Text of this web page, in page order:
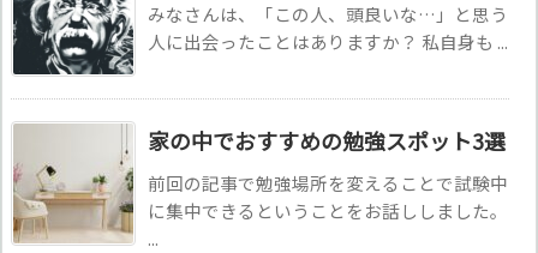
みなさんは、「この人、頭良いな…」と思う
人に出会ったことはありますか？ 私自身も ...
家の中でおすすめの勉強スポット3選
前回の記事で勉強場所を変えることで試験中
に集中できるということをお話ししました。
...